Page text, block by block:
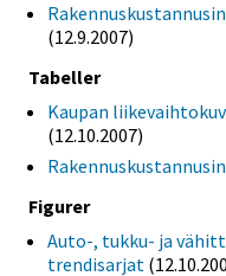
(12.9.2007)
Tabeller
Kaupan
(12.10.2007)
Figurer
Auto-, tukku- ja
trendisarjat